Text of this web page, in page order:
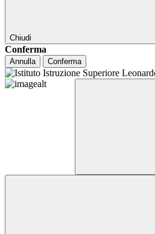
Chiudi
Conferma
Annulla Conferma